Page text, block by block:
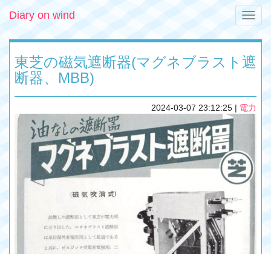
Toggle
Diary on wind
東芝の磁気遮断器(マグネブラスト遮
断器、MBB)
2024-03-07 23:12:25 | 電力